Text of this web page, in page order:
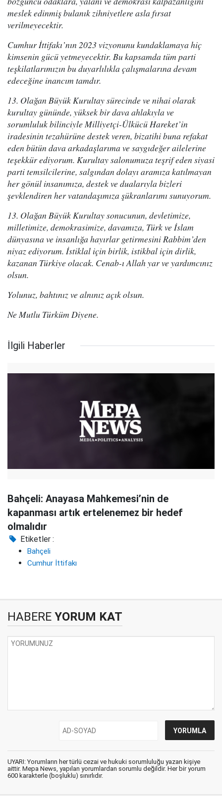
meslek edinmiş bulanık zihniyetlere asla fırsat
verilmeyecektir.
Cumhur İttifakı’nın 2023 vizyonunu kundaklamaya hiç
kimsenin gücü yetmeyecektir. Bu kapsamda tüm parti
teşkilatlarımızın bu duyarlılıkla çalışmalarına devam
edeceğine inancım tamdır.
13. Olağan Büyük Kurultay sürecinde ve nihai olarak
kurultay gününde, yüksek bir dava ahlakıyla ve
sorumluluk bilinciyle Milliyetçi-Ülkücü Hareket’in
iradesinin tezahürüne destek veren, bizatihi buna refakat
eden bütün dava arkadaşlarıma ve saygıdeğer ailelerine
teşekkür ediyorum. Kurultay salonumuza teşrif eden siyasi
parti temsilcilerine, salgından dolayı aramıza katılmayan
her gönül insanımıza, destek ve dualarıyla bizleri
şevklendiren her vatandaşımıza şükranlarımı sunuyorum.
13. Olağan Büyük Kurultay sonucunun, devletimize,
milletimize, demokrasimize, davamıza, Türk ve İslam
dünyasına ve insanlığa hayırlar getirmesini Rabbim’den
niyaz ediyorum. İstiklal için birlik, istikbal için dirlik,
kazanan Türkiye olacak. Cenab-ı Allah yar ve yardımcınız
olsun.
Yolunuz, bahtınız ve alnınız açık olsun.
Ne Mutlu Türküm Diyene.
İlgili Haberler
Bahçeli: Anayasa Mahkemesi’nin de
kapanması artık ertelenemez bir hedef
olmalıdır
Etiketler :
Bahçeli
Cumhur İttifakı
HABERE YORUM KAT
UYARI: Yorumların her türlü cezai ve hukuki sorumluluğu yazan kişiye
aittir. Mepa News, yapılan yorumlardan sorumlu değildir. Her bir yorum
600 karakterle (boşluklu) sınırlıdır.